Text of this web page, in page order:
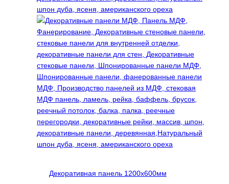
Декоративная панель 1200х600мм